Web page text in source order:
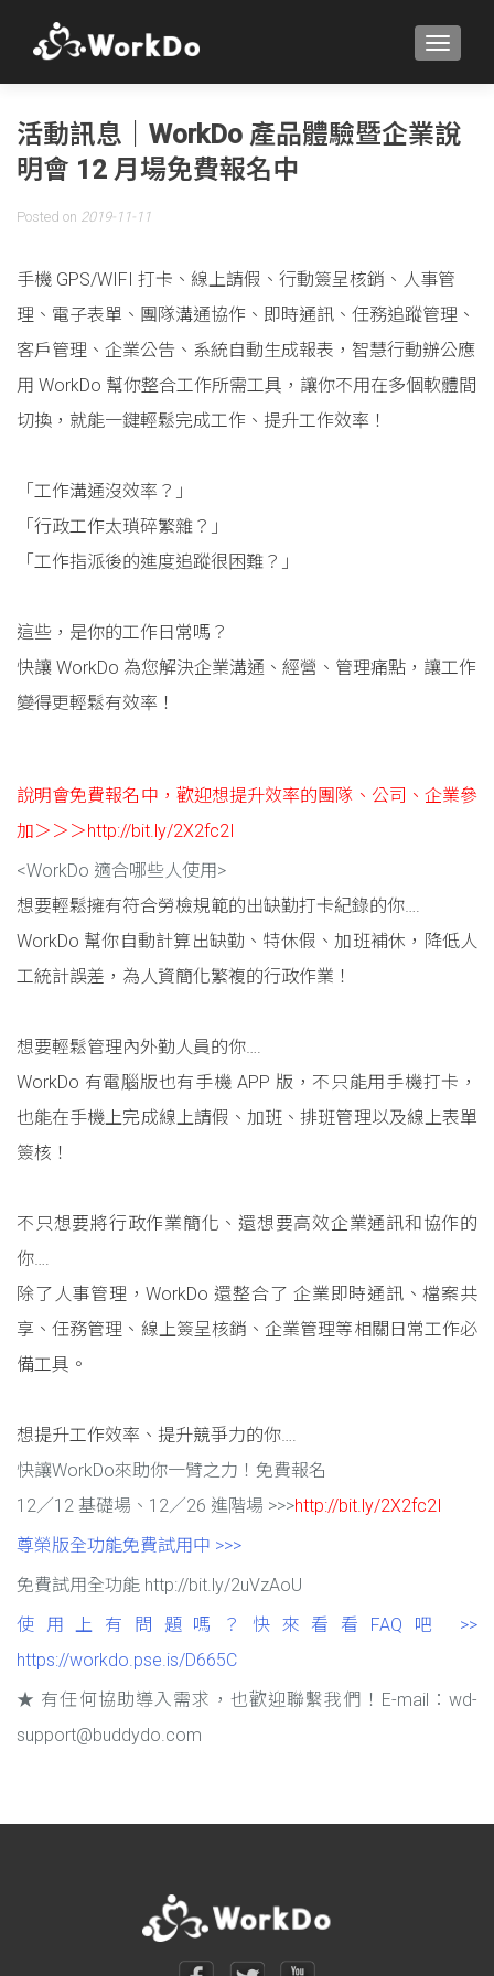
活動訊息｜WorkDo 產品體驗暨企業說
明會 12 月場免費報名中
Posted on 2019-11-11
手機 GPS/WIFI 打卡、線上請假、行動簽呈核銷、人事管
理、電子表單、團隊溝通協作、即時通訊、任務追蹤管理、
客戶管理、企業公告、系統自動生成報表，智慧行動辦公應
用 WorkDo 幫你整合工作所需工具，讓你不用在多個軟體間
切換，就能一鍵輕鬆完成工作、提升工作效率！
「工作溝通沒效率？」
「行政工作太瑣碎繁雜？」
「工作指派後的進度追蹤很困難？」
這些，是你的工作日常嗎？
快讓 WorkDo 為您解決企業溝通、經營、管理痛點，讓工作
變得更輕鬆有效率！
說明會免費報名中，歡迎想提升效率的團隊、公司、企業參
加＞＞＞http://bit.ly/2X2fc2I
<WorkDo 適合哪些人使用>
想要輕鬆擁有符合勞檢規範的出缺勤打卡紀錄的你….
WorkDo 幫你自動計算出缺勤、特休假、加班補休，降低人
工統計誤差，為人資簡化繁複的行政作業！
想要輕鬆管理內外勤人員的你….
WorkDo 有電腦版也有手機 APP 版，不只能用手機打卡，
也能在手機上完成線上請假、加班、排班管理以及線上表單
簽核！
不只想要將行政作業簡化、還想要高效企業通訊和協作的
你….
除了人事管理，WorkDo 還整合了 企業即時通訊、檔案共
享、任務管理、線上簽呈核銷、企業管理等相關日常工作必
備工具。
想提升工作效率、提升競爭力的你….
快讓WorkDo來助你一臂之力！免費報名
12／12 基礎場、12／26 進階場 >>>http://bit.ly/2X2fc2I
尊榮版全功能免費試用中 >>>
免費試用全功能 http://bit.ly/2uVzAoU
使用上有問題嗎？快來看看FAQ吧 >>
https://workdo.pse.is/D665C
★ 有任何協助導入需求，也歡迎聯繫我們！E-mail：wd-
support@buddydo.com